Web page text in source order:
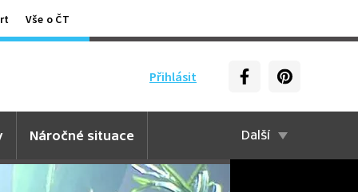
Vše o ČT
Přihlásit
Náročné situace Další